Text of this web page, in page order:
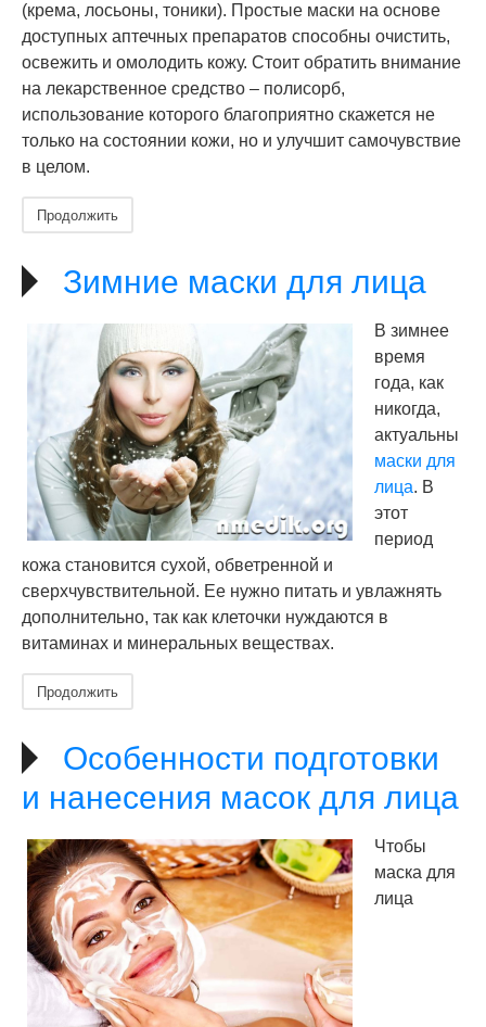
(крема, лосьоны, тоники). Простые маски на основе
доступных аптечных препаратов способны очистить,
освежить и омолодить кожу. Стоит обратить внимание
на лекарственное средство – полисорб,
использование которого благоприятно скажется не
только на состоянии кожи, но и улучшит самочувствие
в целом.
Продолжить
Зимние маски для лица
В зимнее
время
года, как
никогда,
актуальны
маски для
лица. В
этот
период
кожа становится сухой, обветренной и
сверхчувствительной. Ее нужно питать и увлажнять
дополнительно, так как клеточки нуждаются в
витаминах и минеральных веществах.
Продолжить
Особенности подготовки
и нанесения масок для лица
Чтобы
маска для
лица